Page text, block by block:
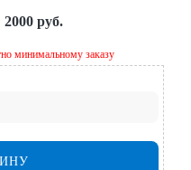
2000 руб.
минимальному заказу